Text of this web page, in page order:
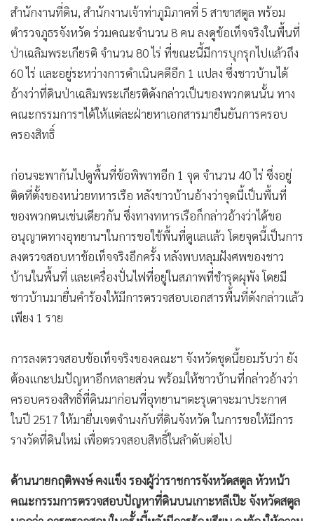
• กองทุนรวม
• Celeb Online
• Factcheck
• ญี่ปุ่น
• News1
• Gotomanager
สำนักงานที่ดิน, สำนักงานเจ้าท่าภูมิภาคที่ 5 สาขาสตูล พร้อม
ตำรวจภูธรจังหวัด ร่วมคณะจำนวน 8 คน ลงดูข้อเท็จจริงในพื้นที่
ป่าเฉลิมพระเกียรติ จำนวน 80 ไร่ ที่ขณะนี้มีการบุกรุกไปแล้วถึง
60 ไร่ และอยู่ระหว่างการดำเนินคดีอีก 1 แปลง ซึ่งชาวบ้านได้
อ้างว่าที่ดินป่าเฉลิมพระเกียรติดังกล่าวเป็นของพวกตนนั้น ทาง
คณะกรรมการฯได้ให้แต่ละฝ่ายหาเอกสารมายืนยันการครอบ
ครองสิทธิ์
ก่อนจะพากันไปดูพื้นที่ข้อพิพาทอีก 1 จุด จำนวน 40 ไร่ ซึ่งอยู่
ติดที่ตั้งของหน่วยทหารเรือ หลังชาวบ้านอ้างว่าจุดนี้เป็นพื้นที่
ของพวกตนเช่นเดียวกัน ซึ่งทางทหารเรือก็กล่าวอ้างว่าได้ขอ
อนุญาตทางอุทยานฯในการขอใช้พื้นที่ดูแลแล้ว โดยจุดนี้เป็นการ
ลงตรวจสอบหาข้อเท็จจริงอีกครั้ง หลังพบหลุมฝังศพของชาว
บ้านในพื้นที่ และเครื่องปั่นไฟที่อยู่ในสภาพที่ชำรุดผุพัง โดยมี
ชาวบ้านมายื่นคำร้องให้มีการตรวจสอบเอกสารพื้นที่ดังกล่าวแล้ว
เพียง 1 ราย
การลงตรวจสอบข้อเท็จจริงของคณะฯ จังหวัดชุดนี้ยอมรับว่า ยัง
ต้องแกะปมปัญหาอีกหลายส่วน พร้อมให้ชาวบ้านที่กล่าวอ้างว่า
ครอบครองสิทธิ์ที่ดินมาก่อนที่อุทยานฯตะรุเตาจะมาประกาศ
ในปี 2517 ให้มายื่นเจตจำนงกับที่ดินจังหวัด ในการขอให้มีการ
รางวัดที่ดินใหม่ เพื่อตรวจสอบสิทธิ์ในลำดับต่อไป
ด้านนายกฤติพงษ์ คงแข็ง รองผู้ว่าราชการจังหวัดสตูล หัวหน้า
คณะกรรมการตรวจสอบปัญหาที่ดินบนเกาะหลีเป๊ะ จังหวัดสตูล